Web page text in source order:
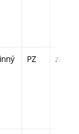
PZ zá,zk